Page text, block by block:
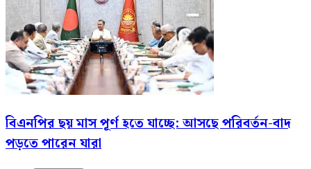
বিএনপির ছয় মাস পূর্ণ হতে যাচ্ছে: আসছে পরিবর্তন-বাদ
পড়তে পারেন যারা